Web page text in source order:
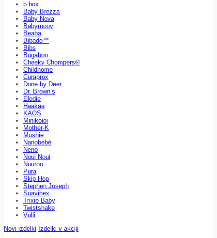
b.box
Baby Brezza
Baby Nova
Babymoov
Beaba
Bibado™
Bibs
Bugaboo
Cheeky Chompers®
Childhome
Curaprox
Done by Deer
Dr. Brown’s
Elodie
Haakaa
KAOS
Minikoioi
Mother-K
Mushie
Nanobébé
Neno
Noui Noui
Nuuroo
Pura
Skip Hop
Stephen Joseph
Suavinex
Trixie Baby
Twistshake
Vulli
Novi izdelki Izdelki v akciji